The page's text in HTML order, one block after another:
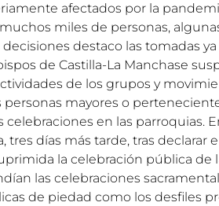
afectados por la
miles de personas,
destaco las tomadas
de Castilla-La Manchase
de los grupos y
personas mayores o
celebraciones en las parroquias.
tres días más tarde, tras declarar
la celebración pública de
las celebraciones
de piedad como los desfiles